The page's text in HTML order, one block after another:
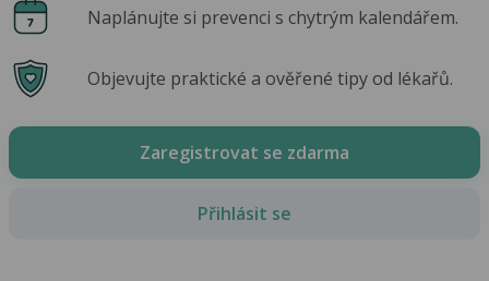
Naplánujte si prevenci s chytrým kalendářem.
Objevujte praktické a ověřené tipy od lékařů.
Zaregistrovat se zdarma
Přihlásit se